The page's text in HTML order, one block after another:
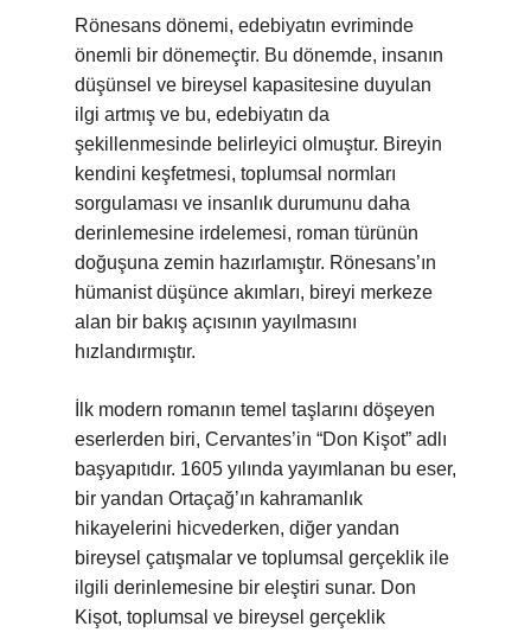
Rönesans dönemi, edebiyatın evriminde
önemli bir dönemeçtir. Bu dönemde, insanın
düşünsel ve bireysel kapasitesine duyulan
ilgi artmış ve bu, edebiyatın da
şekillenmesinde belirleyici olmuştur. Bireyin
kendini keşfetmesi, toplumsal normları
sorgulaması ve insanlık durumunu daha
derinlemesine irdelemesi, roman türünün
doğuşuna zemin hazırlamıştır. Rönesans’ın
hümanist düşünce akımları, bireyi merkeze
alan bir bakış açısının yayılmasını
hızlandırmıştır.
İlk modern romanın temel taşlarını döşeyen
eserlerden biri, Cervantes’in “Don Kişot” adlı
başyapıtıdır. 1605 yılında yayımlanan bu eser,
bir yandan Ortaçağ’ın kahramanlık
hikayelerini hicvederken, diğer yandan
bireysel çatışmalar ve toplumsal gerçeklik ile
ilgili derinlemesine bir eleştiri sunar. Don
Kişot, toplumsal ve bireysel gerçeklik